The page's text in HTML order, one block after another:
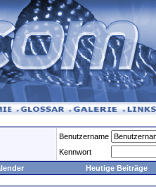
Benutzername
Kennwort
Heutige Beiträge